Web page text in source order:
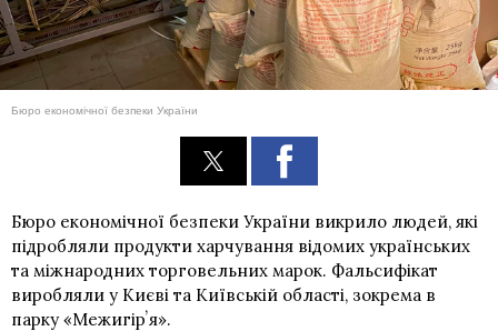
Бюро економічної безпеки України
Бюро економічної безпеки України викрило людей, які
підробляли продукти харчування відомих українських
та міжнародних торговельних марок. Фальсифікат
виробляли у Києві та Київській області, зокрема в
парку «Межигірʼя».